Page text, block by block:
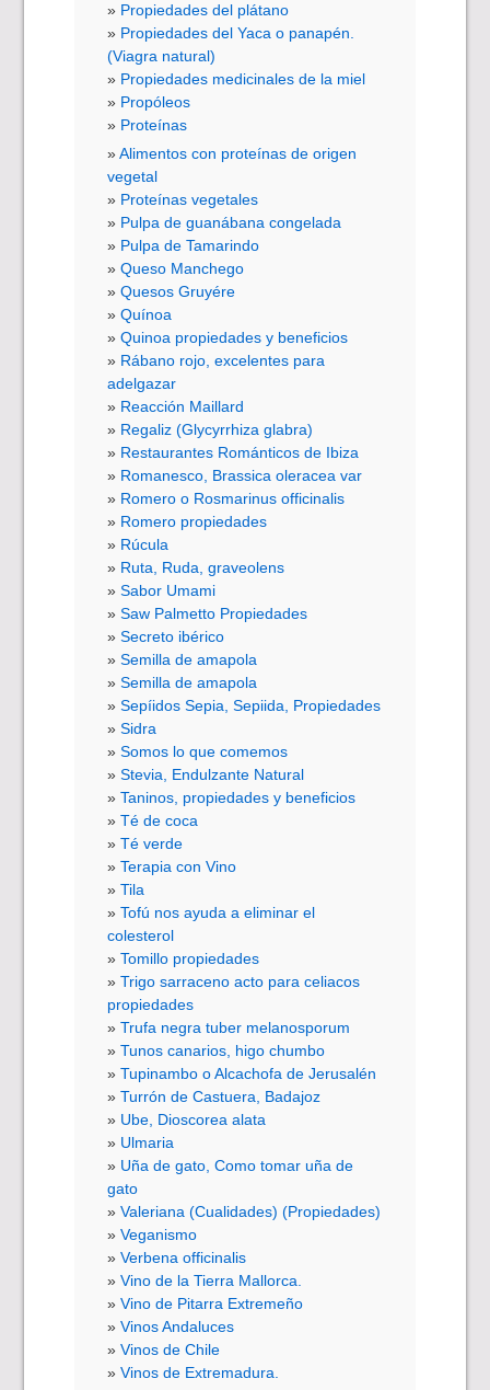
Propiedades del plátano
Propiedades del Yaca o panapén.
(Viagra natural)
Propiedades medicinales de la miel
Propóleos
Proteínas
Alimentos con proteínas de origen
vegetal
Proteínas vegetales
Pulpa de guanábana congelada
Pulpa de Tamarindo
Queso Manchego
Quesos Gruyére
Quínoa
Quinoa propiedades y beneficios
Rábano rojo, excelentes para
adelgazar
Reacción Maillard
Regaliz (Glycyrrhiza glabra)
Restaurantes Románticos de Ibiza
Romanesco, Brassica oleracea var
Romero o Rosmarinus officinalis
Romero propiedades
Rúcula
Ruta, Ruda, graveolens
Sabor Umami
Saw Palmetto Propiedades
Secreto ibérico
Semilla de amapola
Semilla de amapola
Sepíidos Sepia, Sepiida, Propiedades
Sidra
Somos lo que comemos
Stevia, Endulzante Natural
Taninos, propiedades y beneficios
Té de coca
Té verde
Terapia con Vino
Tila
Tofú nos ayuda a eliminar el
colesterol
Tomillo propiedades
Trigo sarraceno acto para celiacos
propiedades
Trufa negra tuber melanosporum
Tunos canarios, higo chumbo
Tupinambo o Alcachofa de Jerusalén
Turrón de Castuera, Badajoz
Ube, Dioscorea alata
Ulmaria
Uña de gato, Como tomar uña de
gato
Valeriana (Cualidades) (Propiedades)
Veganismo
Verbena officinalis
Vino de la Tierra Mallorca.
Vino de Pitarra Extremeño
Vinos Andaluces
Vinos de Chile
Vinos de Extremadura.